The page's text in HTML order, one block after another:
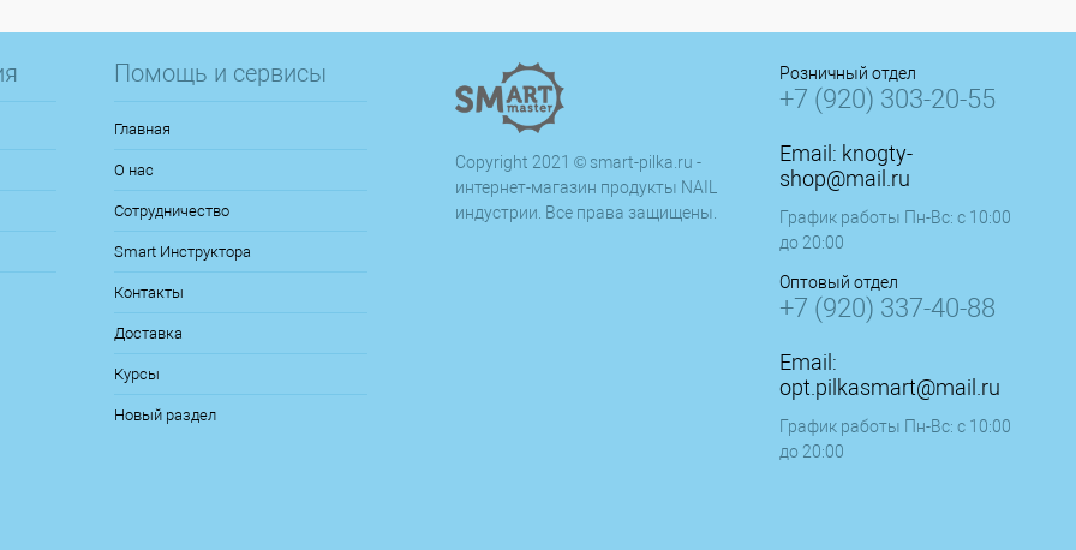
Помощь и сервисы
Главная
О нас
Сотрудничество
Smart Инструктора
Контакты
Доставка
Курсы
Новый раздел
Copyright 2021 © smart-pilka.ru -
интернет-магазин продукты NAIL
индустрии. Все права защищены.
Розничный отдел
+7 (920) 303-20-55
Email: knogty-
shop@mail.ru
График работы Пн-Вс: с 10:00
до 20:00
Оптовый отдел
+7 (920) 337-40-88
Email:
opt.pilkasmart@mail.ru
График работы Пн-Вс: с 10:00
до 20:00